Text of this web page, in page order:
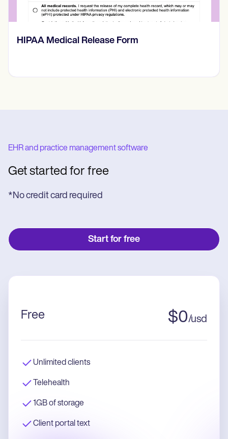
HIPAA Medical Release Form
EHR and practice management software
Get started for free
*No credit card required
Start for free
Free $0/usd
Unlimited clients
Telehealth
1GB of storage
Client portal text